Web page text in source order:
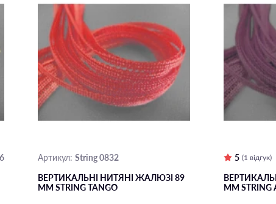
Артикул: String 0832
ВЕРТИКАЛЬНІ НИТЯНІ ЖАЛЮЗІ 89
ММ STRING TANGO
5 (1 відгук)
ММ STRING